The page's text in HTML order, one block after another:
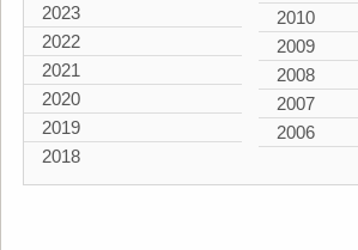
2023
2022
2021
2020
2019
2018
2010
2009
2008
2007
2006